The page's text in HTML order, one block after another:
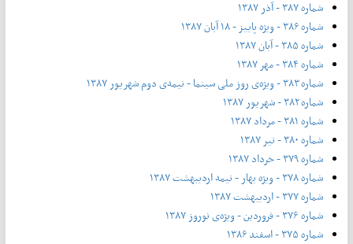
شماره ۳۸۷ - آذر ۱۳۸۷
شماره ۳۸۶ - ویژه پاییز - ۱۸ آبان ۱۳۸۷
شماره ۳۸۵ - آبان ۱۳۸۷
شماره ۳۸۴ - مهر ۱۳۸۷
شماره ۳۸۳ - ویژه‌ی روز ملی سینما - نیمه‌ی دوم شهریور ۱۳۸۷
شماره ۳۸۲ - شهریور ۱۳۸۷
شماره ۳۸۱ - مرداد ۱۳۸۷
شماره ۳۸۰ - تیر ۱۳۸۷
شماره ۳۷۹ - خرداد ۱۳۸۷
شماره ۳۷۸ - ویژه بهار - نیمه‌ اردیبهشت ۱۳۸۷
شماره ۳۷۷ - اردیبهشت ۱۳۸۷
شماره ۳۷۶ - فروردین - ویژه‌ی نوروز ۱۳۸۷
شماره ۳۷۵ - اسفند ۱۳۸۶